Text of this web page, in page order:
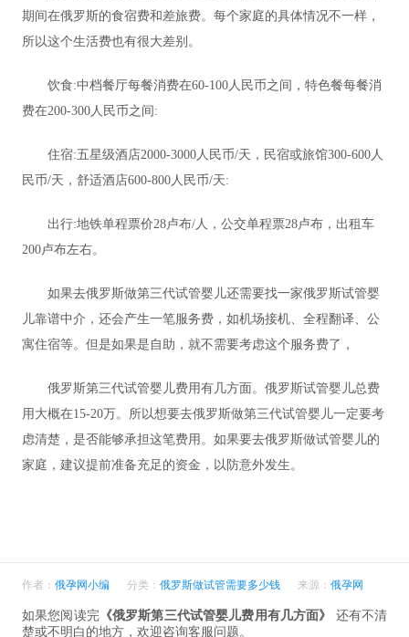
期间在俄罗斯的食宿费和差旅费。每个家庭的具体情况不一样，
所以这个生活费也有很大差别。
饮食:中档餐厅每餐消费在60-100人民币之间，特色餐每餐消
费在200-300人民币之间:
住宿:五星级酒店2000-3000人民币/天，民宿或旅馆300-600人
民币/天，舒适酒店600-800人民币/天:
出行:地铁单程票价28卢布/人，公交单程票28卢布，出租车
200卢布左右。
如果去俄罗斯做第三代试管婴儿还需要找一家俄罗斯试管婴
儿靠谱中介，还会产生一笔服务费，如机场接机、全程翻译、公
寓住宿等。但是如果是自助，就不需要考虑这个服务费了，
俄罗斯第三代试管婴儿费用有几方面。俄罗斯试管婴儿总费
用大概在15-20万。所以想要去俄罗斯做第三代试管婴儿一定要考
虑清楚，是否能够承担这笔费用。如果要去俄罗斯做试管婴儿的
家庭，建议提前准备充足的资金，以防意外发生。
作者： 俄孕网小编 分类： 俄罗斯做试管需要多少钱 来源： 俄孕网
如果您阅读完《俄罗斯第三代试管婴儿费用有几方面》
还有不清
楚或不明白的地方，欢迎咨询客服问题。